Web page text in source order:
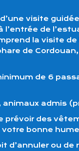
visite
l’entrée de
la visite
de
de 6
admis
prévoir des
bonne
d’annuler ou